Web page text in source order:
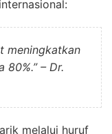
meningkatkan
– Dr.
melalui huruf